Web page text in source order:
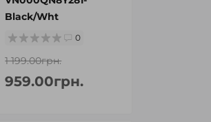
Black/Wht
0
1 199.00грн.
959.00грн.